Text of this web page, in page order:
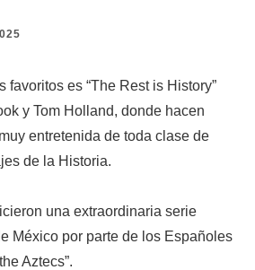
favoritos es “The Rest is History”
y Tom Holland, donde hacen
entretenida de toda clase de
de la Historia.
una extraordinaria serie
México por parte de los Españoles
Aztecs”.